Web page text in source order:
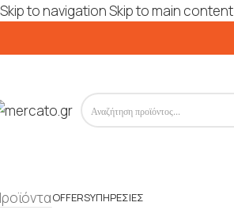
Skip to navigationSkip to main content
OFFERSΥΠΗΡΕΣΊΕΣ